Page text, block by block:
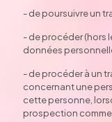
- de poursuivre un
- de procéder (hors
données
- de procéder à un
concernant une
cette personne,
prospection